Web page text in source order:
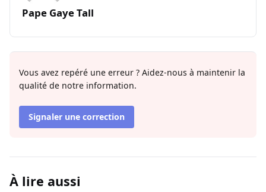
Pape Gaye Tall
Vous avez repéré une erreur ? Aidez-nous à maintenir la
qualité de notre information.
Signaler une correction
À lire aussi